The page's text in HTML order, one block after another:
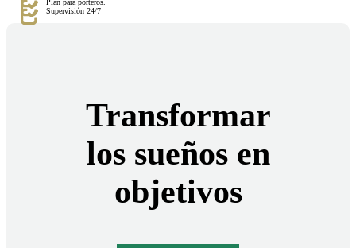
Plan para porteros.
Supervisión 24/7
Transformar
los sueños en
objetivos